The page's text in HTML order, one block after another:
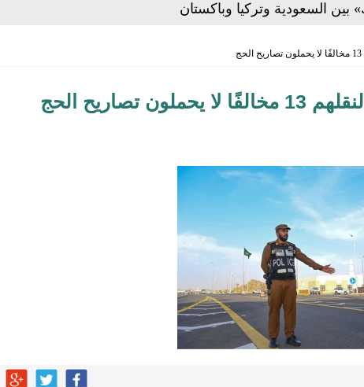
بين السعودية وتركيا وباكستان
للإبداع والاحترافية بقيادة محمد الضيف
منتجات قهوة وشوكولاتة مضاف إليها الجينسنغ
حوثية
كيف صنعت أم أحسائية من شغف بناتها قصة نجاح ملهمة؟
ليست من التابعين
الفكرة إلى “أثر”
دون التأثير على الطعم